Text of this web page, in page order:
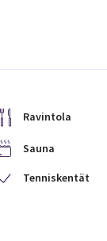
Ravintola
Sauna
Tenniskentät